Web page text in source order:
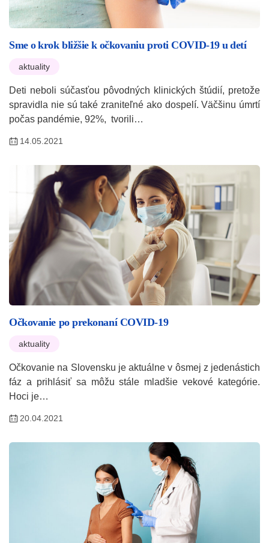
Sme o krok bližšie k očkovaniu proti COVID-19 u detí
aktuality
Deti neboli súčasťou pôvodných klinických štúdií, pretože
spravidla nie sú také zraniteľné ako dospelí. Väčšinu úmrtí
počas pandémie, 92%, tvorili…
14.05.2021
Očkovanie po prekonaní COVID-19
aktuality
Očkovanie na Slovensku je aktuálne v ôsmej z jedenástich
fáz a prihlásiť sa môžu stále mladšie vekové kategórie.
Hoci je…
20.04.2021